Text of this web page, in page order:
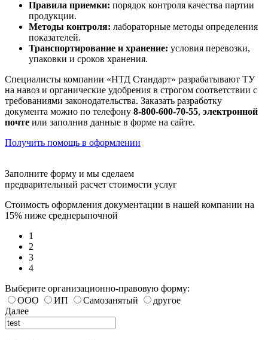
Правила приемки: порядок контроля качества партии
продукции.
Методы контроля: лабораторные методы определения
показателей.
Транспортирование и хранение: условия перевозки,
упаковки и сроков хранения.
Специалисты компании «НТД Стандарт» разрабатывают ТУ
на навоз и органические удобрения в строгом соответствии с
требованиями законодательства. Заказать разработку
документа можно по телефону 8-800-600-70-55, электронной
почте или заполнив данные в форме на сайте.
Получить помощь в оформлении
Заполните форму и мы сделаем
предварительный расчет стоимости услуг
Стоимость оформления документации в нашей компании на
15% ниже среднерыночной
1
2
3
4
Выберите организационно-правовую форму:
ООО
ИП Самозанятый
другое
Далее